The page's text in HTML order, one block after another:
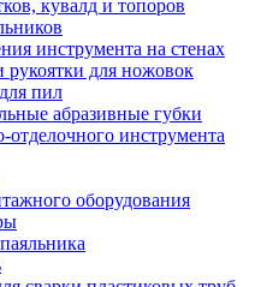
кувалд и топоров
инструмента на стенах
рукоятки для ножовок
пил
абразивные губки
отделочного инструмента
оборудования